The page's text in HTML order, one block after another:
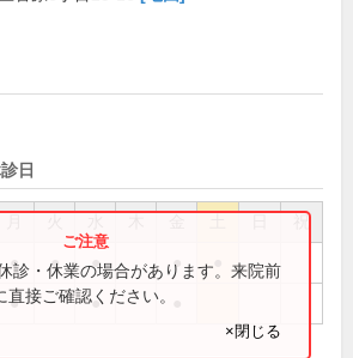
日
祝
● ● ● ●
● ●
診・休業の場合があります。来院前
接ご確認ください。
×閉じる